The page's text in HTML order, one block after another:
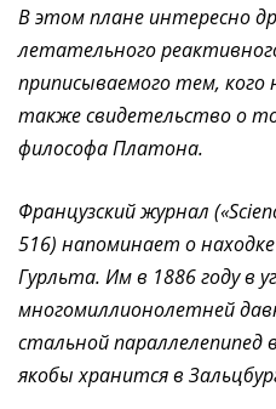
В этом плане интересно
летательного
приписываемого тем,
также свидетельство о
философа Платона.
Французский журнал
516) напоминает о
Гурльта. Им в 1886 году в
многомиллионолетней
стальной параллелепипед
якобы хранится в